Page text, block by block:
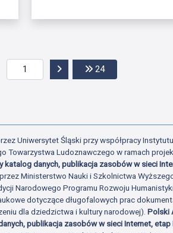
Przejdź do następnej strony
24Przejdź do
Uniwersytet Śląski przy współpracy
Towarzystwa Ludoznawczego w ramach
katalog danych, publikacja zasobów w sieci
Ministerstwo Nauki i Szkolnictwa
Narodowego Programu Rozwoju
dotyczące długofalowych prac
dla dziedzictwa i kultury narodowej).Polski
publikacja zasobów w sieci Internet, etap